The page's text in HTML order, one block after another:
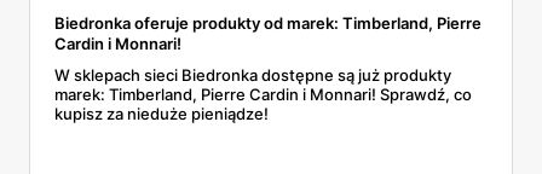
Biedronka oferuje produkty od marek: Timberland, Pierre
Cardin i Monnari!
W sklepach sieci Biedronka dostępne są już produkty
marek: Timberland, Pierre Cardin i Monnari! Sprawdź, co
kupisz za nieduże pieniądze!